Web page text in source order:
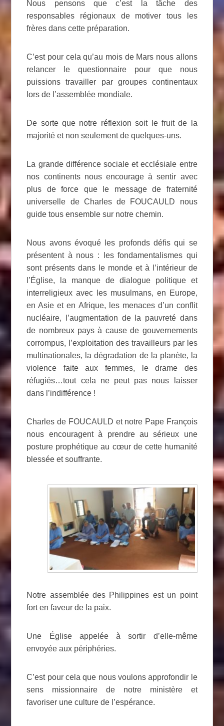
Nous pensons que c’est la tâche des
responsables régionaux de motiver tous les
frères dans cette préparation.
C’est pour cela qu’au mois de Mars nous allons
relancer le questionnaire pour que nous
puissions travailler par groupes continentaux
lors de l’assemblée mondiale.
De sorte que notre réflexion soit le fruit de la
majorité et non seulement de quelques-uns.
La grande différence sociale et ecclésiale entre
nos continents nous encourage à sentir avec
plus de force que le message de fraternité
universelle de Charles de FOUCAULD nous
guide tous ensemble sur notre chemin.
Nous avons évoqué les profonds défis qui se
présentent à nous : les fondamentalismes qui
sont présents dans le monde et à l’intérieur de
l’Église, la manque de dialogue politique et
interreligieux avec les musulmans, en Europe,
en Asie et en Afrique, les menaces d’un conflit
nucléaire, l’augmentation de la pauvreté dans
de nombreux pays à cause de gouvernements
corrompus, l’exploitation des travailleurs par les
multinationales, la dégradation de la planète, la
violence faite aux femmes, le drame des
réfugiés…tout cela ne peut pas nous laisser
dans l’indifférence !
Charles de FOUCAULD et notre Pape François
nous encouragent à prendre au sérieux une
posture prophétique au cœur de cette humanité
blessée et souffrante.
Notre assemblée des Philippines est un point
fort en faveur de la paix.
Une Église appelée à sortir d’elle-même
envoyée aux périphéries.
C’est pour cela que nous voulons approfondir le
sens missionnaire de notre ministère et
favoriser une culture de l’espérance.